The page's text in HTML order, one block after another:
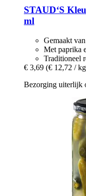
STAUD‘S
ml
Gemaakt
Met paprika
Traditioneel
€ 3,69 (€ 12,72 /
Bezorging uiterlijk